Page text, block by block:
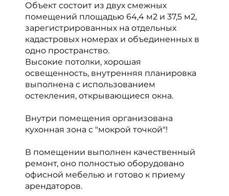
Объект состоит из двух смежных
помещений площадью 64,4 м2 и 37,5 м2,
зарегистрированных на отдельных
кадастровых номерах и объединенных в
одно пространство.
Высокие потолки, хорошая
освещенность, внутренняя планировка
выполнена с использованием
остекления, открывающиеся окна.
Внутри помещения организована
кухонная зона с "мокрой точкой"!
В помещении выполнен качественный
ремонт, оно полностью оборудовано
офисной мебелью и готово к приему
арендаторов.